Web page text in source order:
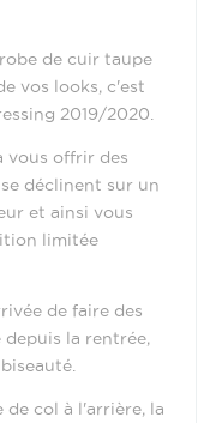
de cuir taupe
vos looks, c'est
2019/2020.
vous offrir des
déclinent sur un
et ainsi vous
limitée
de faire des
la rentrée,
de col à l'arrière, la